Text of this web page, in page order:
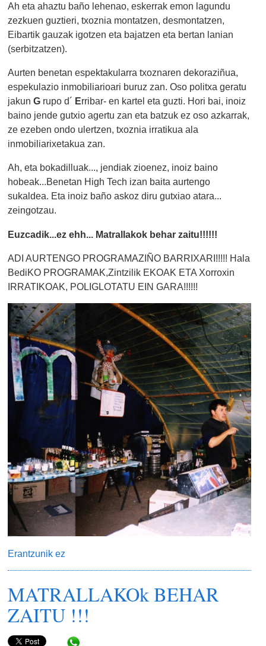
Ah eta ahaztu baño lehenao, eskerrak emon lagundu
zezkuen guztieri, txoznia montatzen, desmontatzen,
Eibartik gauzak igotzen eta bajatzen eta bertan lanian
(serbitzatzen).
Aurten benetan espektakularra txoznaren dekoraziñua,
espekulazio inmobiliarioari buruz zan. Oso politxa geratu
jakunG rupo d´ Erribar- en kartel eta guzti. Hori bai, inoiz
baino jende gutxio agertu zan eta batzuk ez oso azkarrak,
ze ezeben ondo ulertzen, txoznia irratikua ala
inmobiliarixetakua zan.
Ah, eta bokadilluak..., jendiak zioenez, inoiz baino
hobeak...Benetan High Tech izan baita aurtengo
sukaldea. Eta inoiz baño askoz diru gutxiao atara...
zeingotzau.
Euzcadik...ez ehh... Matrallakok behar zaitu!!!!!!
ADI AURTENGO PROGRAMAZIÑO BARRIXARI!!!!! Hala
BediKO PROGRAMAK,Zintzilik EKOAK ETA Xorroxin
IRRATIKOAK, POLIGLOTATU EIN GARA!!!!!!
Erantzunik ez
MATRALLAKOk BEHAR
ZAITU !!!